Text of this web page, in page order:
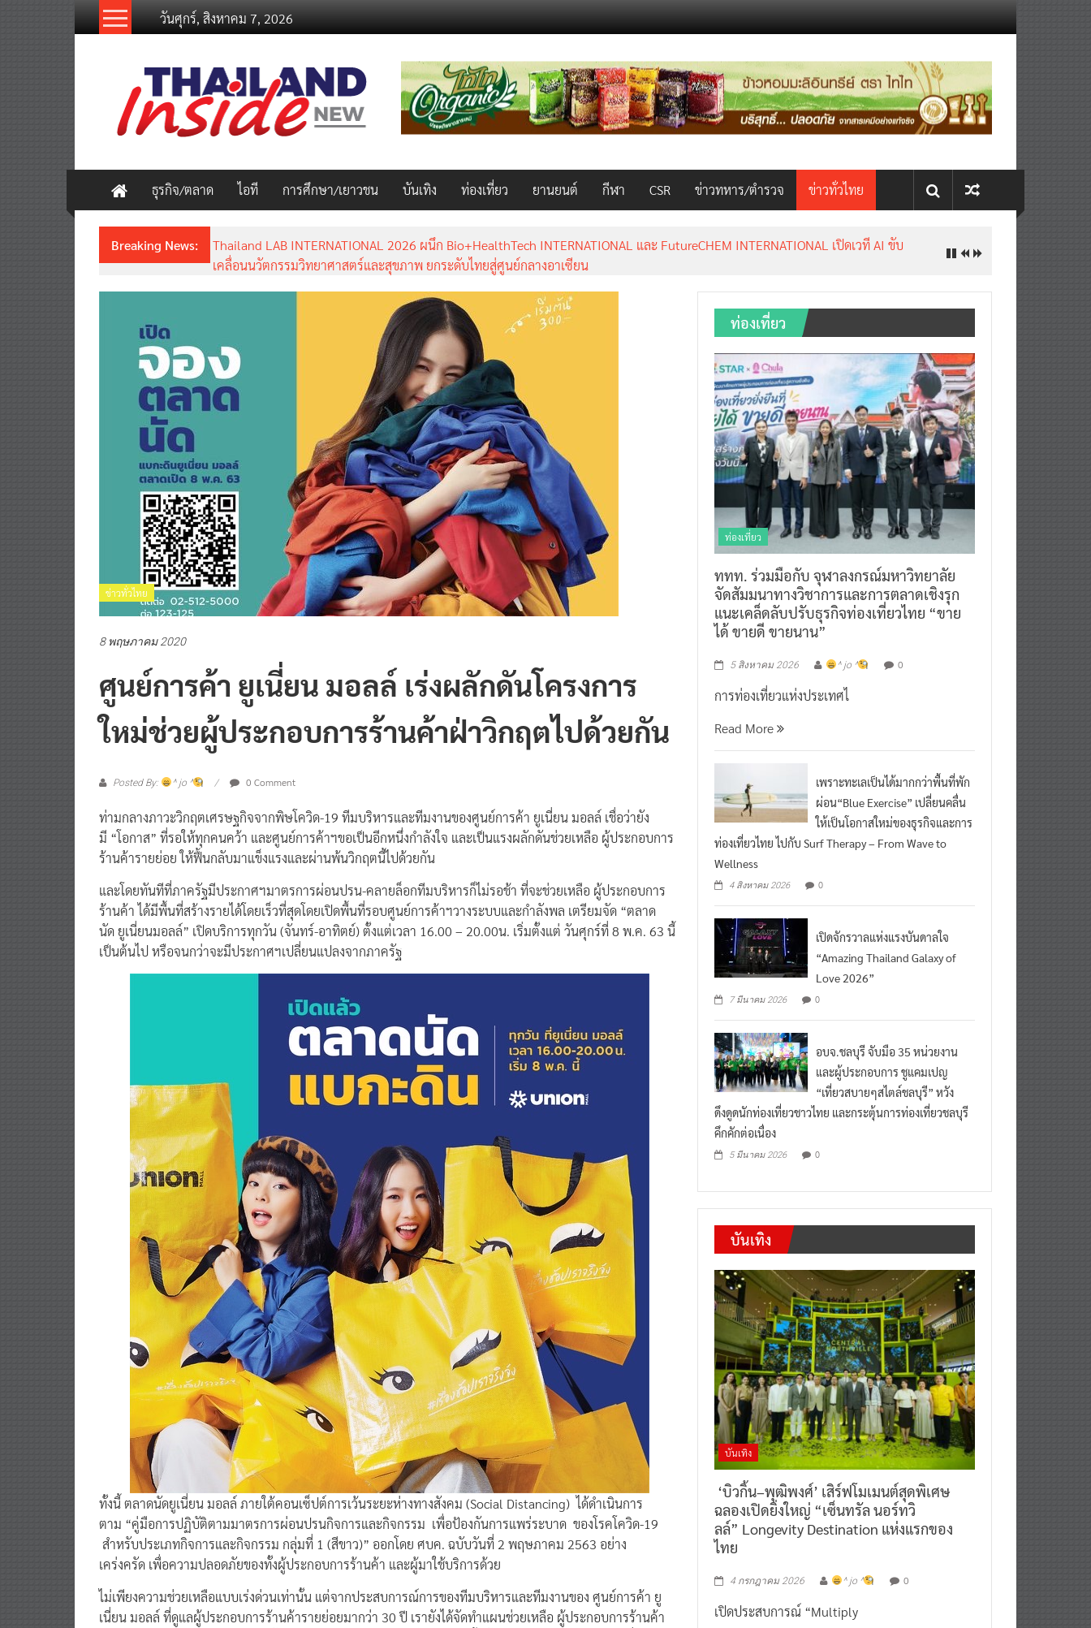
วันศุกร์, สิงหาคม 7, 2026
thailandinsidenew.com
Thailand
Inside
New
ธุรกิจ/ตลาด ไอที การศึกษา/เยาวชน บันเทิง ท่องเที่ยว ยานยนต์ กีฬา CSR ข่าวทหาร/ตำรวจ ข่าวทั่วไทย
Breaking News:
Thailand LAB INTERNATIONAL 2026 ผนึก Bio+HealthTech INTERNATIONAL และ FutureCHEM INTERNATIONAL เปิดเวที AI ขับ
เคลื่อนนวัตกรรมวิทยาศาสตร์และสุขภาพ ยกระดับไทยสู่ศูนย์กลางอาเซียน
ข่าวทั่วไทย
8 พฤษภาคม 2020
ศูนย์การค้า ยูเนี่ยน มอลล์ เร่งผลักดันโครงการ
ใหม่ช่วยผู้ประกอบการร้านค้าฝ่าวิกฤตไปด้วยกัน
Posted By: ^ jo ^ 0 Comment
​ท่ามกลางภาวะวิกฤตเศรษฐกิจจากพิษโควิด-19 ทีมบริหารและทีมงานของศูนย์การค้า ยูเนี่ยน มอลล์ เชื่อว่ายัง
มี “โอกาส” ที่รอให้ทุกคนคว้า และศูนย์การค้าฯขอเป็นอีกหนึ่งกำลังใจ และเป็นแรงผลักดันช่วยเหลือ ผู้ประกอบการ
ร้านค้ารายย่อย ให้ฟื้นกลับมาแข็งแรงและผ่านพ้นวิกฤตนี้ไปด้วยกัน
​และโดยทันทีที่ภาครัฐมีประกาศฯมาตรการผ่อนปรน-คลายล็อกทีมบริหารก็ไม่รอช้า ที่จะช่วยเหลือ ผู้ประกอบการ
ร้านค้า ได้มีพื้นที่สร้างรายได้โดยเร็วที่สุดโดยเปิดพื้นที่รอบศูนย์การค้าฯวางระบบและกำลังพล เตรียมจัด “ตลาด
นัด ยูเนี่ยนมอลล์” เปิดบริการทุกวัน(จันทร์-อาทิตย์) ตั้งแต่เวลา 16.00 – 20.00น. เริ่มตั้งแต่ วันศุกร์ที่ 8 พ.ค. 63 นี้
เป็นต้นไป หรือจนกว่าจะมีประกาศฯเปลี่ยนแปลงจากภาครัฐ
​ทั้งนี้ ตลาดนัดยูเนี่ยน มอลล์ ภายใต้คอนเซ็ปต์การเว้นระยะห่างทางสังคม (Social Distancing) ได้ดำเนินการ
ตาม “คู่มือการปฏิบัติตามมาตรการผ่อนปรนกิจการและกิจกรรม เพื่อป้องกันการแพร่ระบาด ของโรคโควิด-19
สำหรับประเภทกิจการและกิจกรรม กลุ่มที่ 1 (สีขาว)” ออกโดย ศบค. ฉบับวันที่ 2 พฤษภาคม 2563 อย่าง
เคร่งครัด เพื่อความปลอดภัยของทั้งผู้ประกอบการร้านค้า และผู้มาใช้บริการด้วย
​ไม่เพียงความช่วยเหลือแบบเร่งด่วนเท่านั้น แต่จากประสบการณ์การของทีมบริหารและทีมงานของ ศูนย์การค้า ยู
เนี่ยน มอลล์ ที่ดูแลผู้ประกอบการร้านค้ารายย่อยมากว่า 30 ปี เรายังได้จัดทำแผนช่วยเหลือ ผู้ประกอบการร้านค้า
ท่องเที่ยว
ท่องเที่ยว
ททท. ร่วมมือกับ จุฬาลงกรณ์มหาวิทยาลัย
จัดสัมมนาทางวิชาการและการตลาดเชิงรุก
แนะเคล็ดลับปรับธุรกิจท่องเที่ยวไทย “ขาย
ได้ ขายดี ขายนาน”
5 สิงหาคม 2026 ^ jo ^ 0
การท่องเที่ยวแห่งประเทศไ
Read More
เพราะทะเลเป็นได้มากกว่าพื้นที่พัก
ผ่อน“Blue Exercise” เปลี่ยนคลื่น
ให้เป็นโอกาสใหม่ของธุรกิจและการ
ท่องเที่ยวไทย ไปกับ Surf Therapy – From Wave to
Wellness
4 สิงหาคม 2026 0
เปิดจักรวาลแห่งแรงบันดาลใจ
“Amazing Thailand Galaxy of
Love 2026”
7 มีนาคม 2026 0
อบจ.ชลบุรี จับมือ 35 หน่วยงาน
และผู้ประกอบการ ชูแคมเปญ
“เที่ยวสบายๆสไตล์ชลบุรี” หวัง
ดึงดูดนักท่องเที่ยวชาวไทย และกระตุ้นการท่องเที่ยวชลบุรี
คึกคักต่อเนื่อง
5 มีนาคม 2026 0
บันเทิง
บันเทิง
‘บิวกิ้น–พุฒิพงศ์’ เสิร์ฟโมเมนต์สุดพิเศษ
ฉลองเปิดยิ่งใหญ่ “เซ็นทรัล นอร์ทวิ
ลล์” Longevity Destination แห่งแรกของ
ไทย
4 กรกฎาคม 2026 ^ jo ^ 0
เปิดประสบการณ์ “Multiply